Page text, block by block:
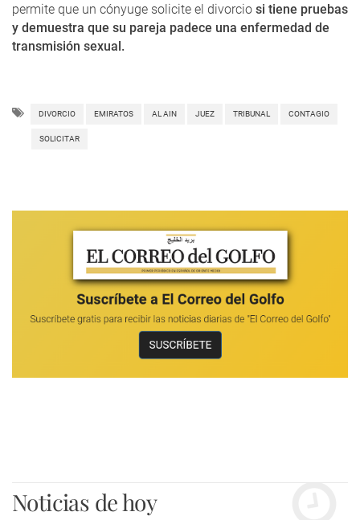
permite que un cónyuge solicite el divorcio si tiene pruebas
y demuestra que su pareja padece una enfermedad de
transmisión sexual.
DIVORCIO EMIRATOS AL AIN JUEZ TRIBUNAL CONTAGIO
SOLICITAR
Noticias de hoy